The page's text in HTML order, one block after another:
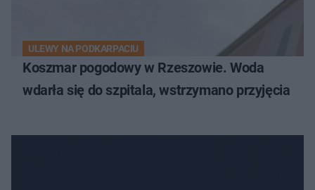
ULEWY NA PODKARPACIU
Koszmar pogodowy w Rzeszowie. Woda
wdarła się do szpitala, wstrzymano przyjęcia